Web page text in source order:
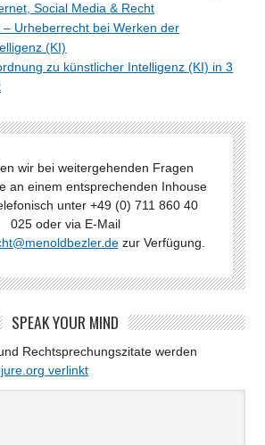
Social Media & Recht
– Urheberrecht bei Werken der
(KI)
zu künstlicher Intelligenz (KI) in 3
wir bei weitergehenden Fragen
an einem entsprechenden Inhouse
unter +49 (0) 711 860 40
025 oder via E-Mail
zur Verfügung.
SPEAK YOUR MIND
Rechtsprechungszitate werden
verlinkt